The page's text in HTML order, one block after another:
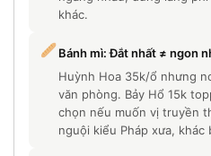
khác.
Bánh mì: Đắt nhất ≠ ngon
Huỳnh Hoa 35k/ổ nhưng
văn phòng. Bảy Hổ 15k
chọn nếu muốn vị truyền
nguội kiểu Pháp xưa,